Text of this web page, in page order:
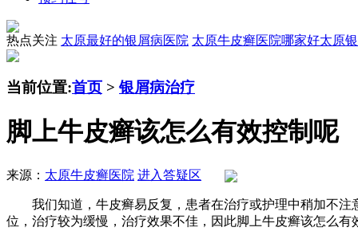
热点关注 太原最好的银屑病医院 太原牛皮癣医院哪家好太原
当前位置:首页 >银屑病治疗
脚上牛皮癣该怎么有效控制呢
来源： 太原牛皮癣医院 进入答疑区
我们知道，牛皮癣易反复，患者在治疗或护理中稍加不注
位，治疗较为缓慢，治疗效果不佳，因此脚上牛皮癣该怎么有